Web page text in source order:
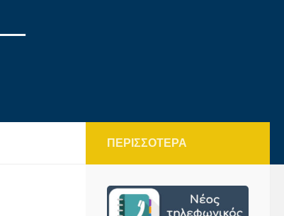
ΠΕΡΙΣΣΌΤΕΡΑ